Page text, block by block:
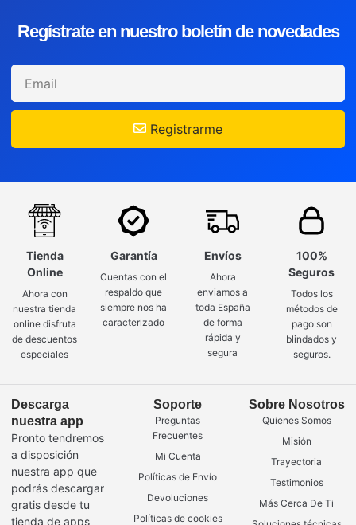
Regístrate en nuestro boletín de novedades
Registrarme
Tienda
Online
Ahora con
nuestra tienda
online disfruta
de descuentos
especiales
Garantía
Cuentas con el
respaldo que
siempre nos ha
caracterizado
Envíos
Ahora
enviamos a
toda España
de forma
rápida y
segura
100%
Seguros
Todos los
métodos de
pago son
blindados y
seguros.
Descarga
nuestra app
Pronto tendremos
a disposición
nuestra app que
podrás descargar
gratis desde tu
tienda de apps
Soporte
Preguntas
Frecuentes
Mi Cuenta
Políticas de Envío
Devoluciones
Políticas de cookies
Sobre Nosotros
Quienes Somos
Misión
Trayectoria
Testimonios
Más Cerca De Ti